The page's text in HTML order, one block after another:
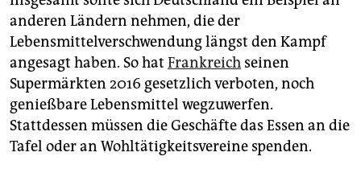
anderen Ländern nehmen, die der
Lebensmittelverschwendung längst den Kampf
angesagt haben. So hat Frankreich seinen
Supermärkten 2016 gesetzlich verboten, noch
genießbare Lebensmittel wegzuwerfen.
Stattdessen müssen die Geschäfte das Essen an die
Tafel oder an Wohltätigkeitsvereine spenden.